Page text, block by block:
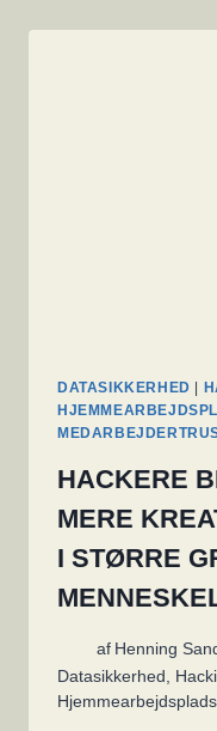
DATASIKKERHED
HACKERE
MERE
I STØRRE
af Henning
Datasikkerhed